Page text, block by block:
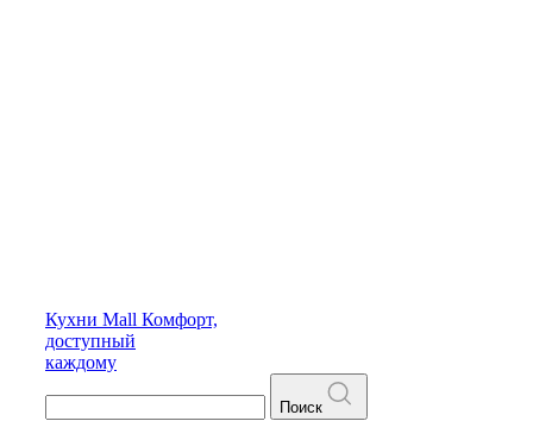
Кухни Mall Комфорт,
доступный
каждому
Поиск